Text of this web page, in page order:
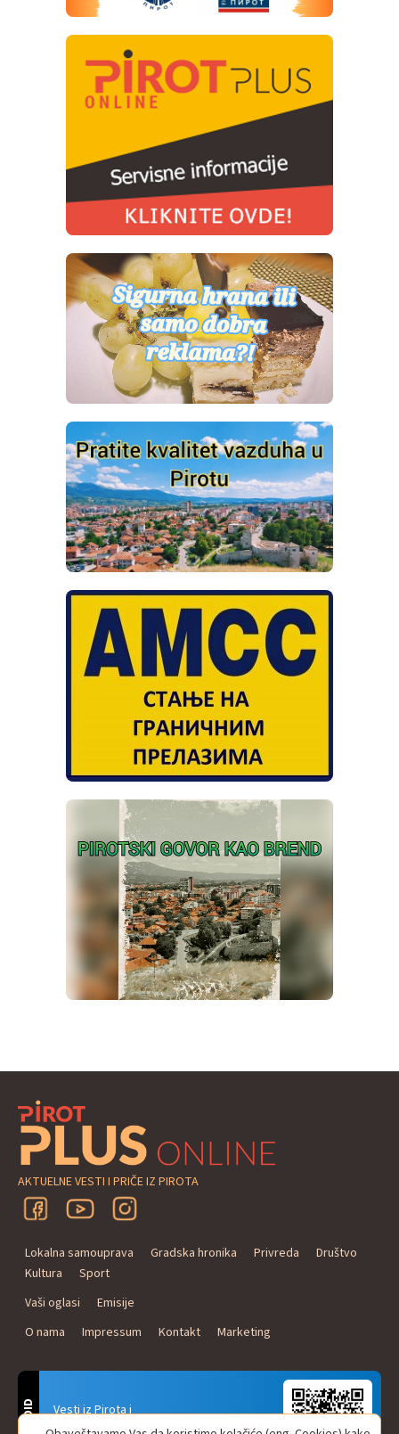
AKTUELNE VESTI I PRIČE IZ PIROTA
Lokalna samouprava Gradska hronika Privreda
Društvo
Kultura
Sport
Vaši oglasi
Emisije
O nama
Impressum Kontakt Marketing
Vesti iz Pirota i
Naxi Plus Radio